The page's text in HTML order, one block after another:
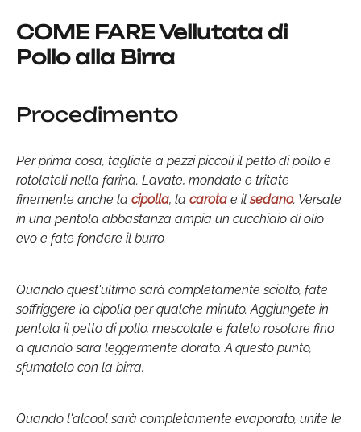
COME FARE Vellutata di
Pollo alla Birra
Procedimento
Per prima cosa, tagliate a pezzi piccoli il petto di pollo e
rotolateli nella farina. Lavate, mondate e tritate
finemente anche la cipolla, la carota e ilsedano. Versate
in una pentola abbastanza ampia un cucchiaio di olio
evo e fate fondere il burro.
Quando quest'ultimo sarà completamente sciolto, fate
soffriggere la cipolla per qualche minuto. Aggiungete in
pentola il petto di pollo, mescolate e fatelo rosolare fino
a quando sarà leggermente dorato. A questo punto,
sfumatelo con la birra.
Quando l'alcool sarà completamente evaporato, unite le